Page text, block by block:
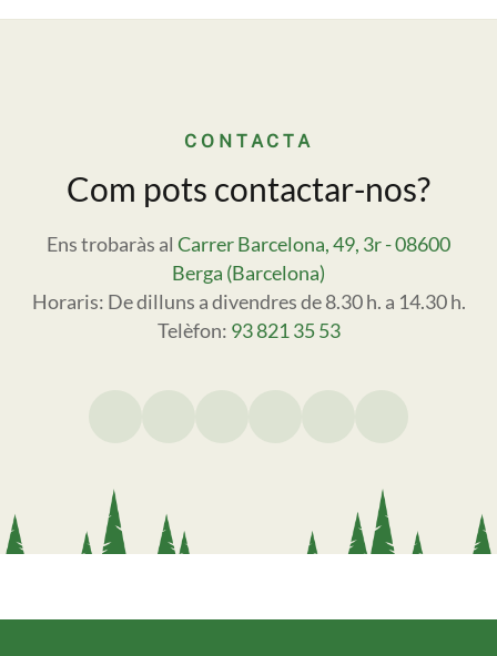
CONTACTA
Com pots contactar-nos?
Ens trobaràs al Carrer Barcelona, 49, 3r - 08600
Berga (Barcelona)
Horaris: De dilluns a divendres de 8.30 h. a 14.30 h.
Telèfon: 93 821 35 53